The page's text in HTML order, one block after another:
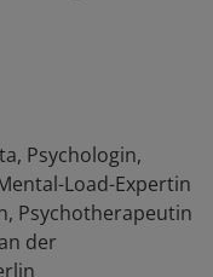
Psychologin,
Load-Expertin
Psychotherapeutin
der